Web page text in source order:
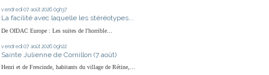
vendredi 07 août 2026 09h37
La facilité avec laquelle les stéréotypes...
De OIDAC Europe : Les suites de l'horrible...
vendredi 07 août 2026 09h22
Sainte Julienne de Cornillon (7 août)
Henri et de Frescinde, habitants du village de Rétine,...